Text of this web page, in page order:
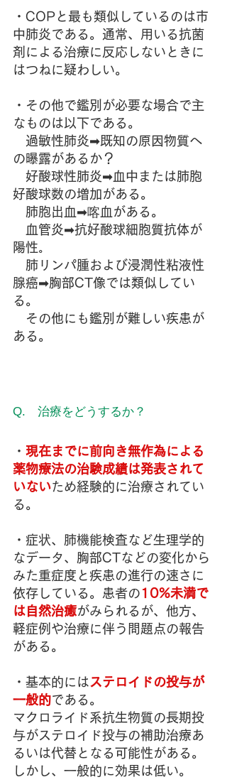
・COPと最も類似しているのは市
中肺炎である。通常、用いる抗菌
剤による治療に反応しないときに
はつねに疑わしい。
・その他で鑑別が必要な場合で主
なものは以下である。
過敏性肺炎➡既知の原因物質へ
の曝露があるか？
好酸球性肺炎➡血中または肺胞
好酸球数の増加がある。
肺胞出血➡喀血がある。
血管炎➡抗好酸球細胞質抗体が
陽性｡
肺リンパ腫および浸潤性粘液性
腺癌➡胸部CT像では類似してい
る。
その他にも鑑別が難しい疾患が
ある。
Q.　治療をどうするか？
・ 現在までに前向き無作為による
薬物療法の治験成績は発表されて
いないため経験的に治療されてい
る。
・症状、肺機能検査など生理学的
なデータ、胸部CTなどの変化から
みた重症度と疾患の進行の速さに
依存している。患者の 10%未満で
は自然治癒がみられるが、他方、
軽症例や治療に伴う問題点の報告
がある。
・基本的には ステロイドの投与が
一般的である。
マクロライド系抗生物質の長期投
与がステロイド投与の補助治療あ
るいは代替となる可能性がある。
しかし、一般的に効果は低い。